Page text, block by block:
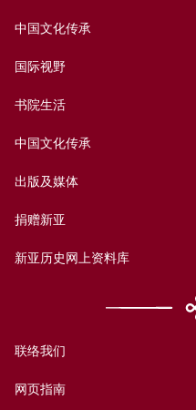
中国文化传承
国际视野
书院生活
中国文化传承
出版及媒体
捐赠新亚
新亚历史网上资料库
联络我们
网页指南